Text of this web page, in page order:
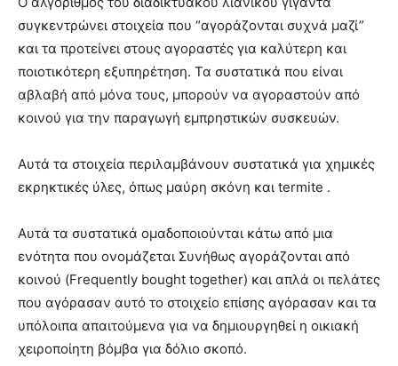
συγκεντρώνει στοιχεία που “αγοράζονται συχνά μαζί”
και τα προτείνει στους αγοραστές για καλύτερη και
ποιοτικότερη εξυπηρέτηση. Τα συστατικά που είναι
αβλαβή από μόνα τους, μπορούν να αγοραστούν από
κοινού για την παραγωγή εμπρηστικών συσκευών.
Αυτά τα στοιχεία περιλαμβάνουν συστατικά για χημικές
εκρηκτικές ύλες, όπως μαύρη σκόνη και termite .
Αυτά τα συστατικά ομαδοποιούνται κάτω από μια
ενότητα που ονομάζεται Συνήθως αγοράζονται από
κοινού (Frequently bought together) και απλά οι πελάτες
που αγόρασαν αυτό το στοιχείο επίσης αγόρασαν και τα
υπόλοιπα απαιτούμενα για να δημιουργηθεί η οικιακή
χειροποίητη βόμβα για δόλιο σκοπό.